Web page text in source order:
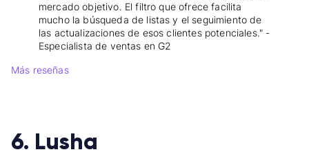
mercado objetivo. El filtro que ofrece facilita
mucho la búsqueda de listas y el seguimiento de
las actualizaciones de esos clientes potenciales." -
Especialista de ventas en G2
Más reseñas
6. Lusha